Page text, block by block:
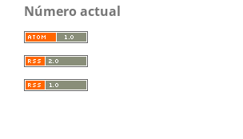
Número actual